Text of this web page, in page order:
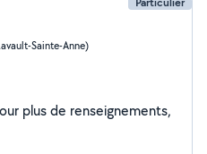
Sainte-Anne)
plus de renseignements,